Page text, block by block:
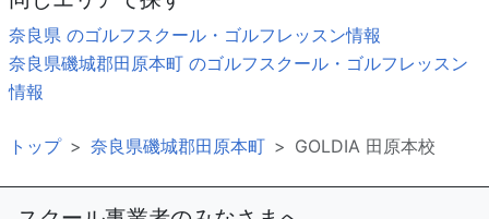
奈良県 のゴルフスクール・ゴルフレッスン情報
奈良県磯城郡田原本町 のゴルフスクール・ゴルフレッスン
情報
トップ 奈良県磯城郡田原本町 GOLDIA 田原本校